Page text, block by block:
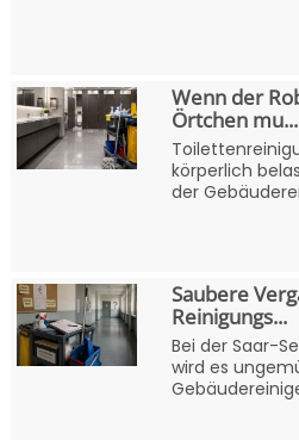
Wenn der
Örtchen mu...
körperlich
der
Saubere
Reinigungs...
Bei der Saar-
wird es